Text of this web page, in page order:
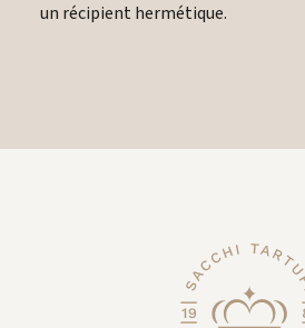
un récipient hermétique.